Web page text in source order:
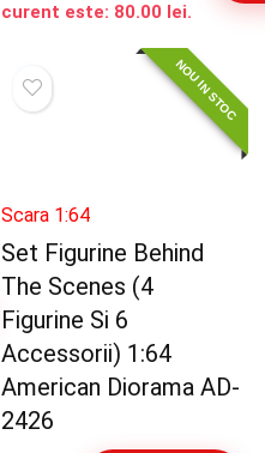
curent este: 80.00 lei.
NOU IN STOC
Scara 1:64
Set Figurine Behind
The Scenes (4
Figurine Si 6
Accessorii) 1:64
American Diorama AD-
2426